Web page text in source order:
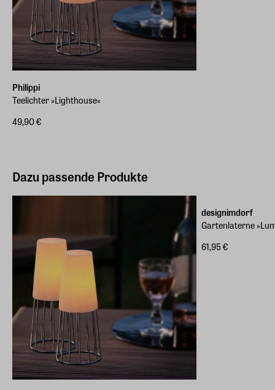
Philippi
Teelichter »Lighthouse«
49,90 €
Dazu passende Produkte
designimdorf
Gartenlaterne
61,95 €